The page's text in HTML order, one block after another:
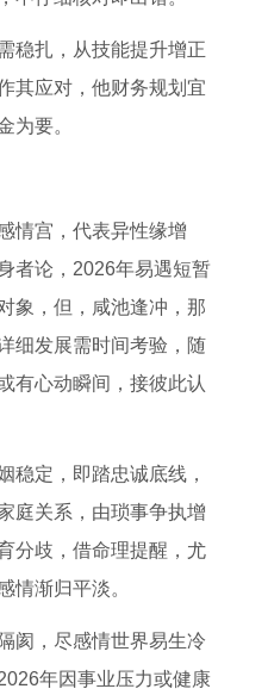
稳扎，从技能提升增正
其应对，他财务规划宜
为要。
情宫，代表异性缘增
者论，2026年易遇短暂
象，但，咸池逢冲，那
细发展需时间考验，随
有心动瞬间，接彼此认
稳定，即踏忠诚底线，
庭关系，由琐事争执增
分歧，借命理提醒，尤
情渐归平淡。
阂，尽感情世界易生冷
年因事业压力或健康